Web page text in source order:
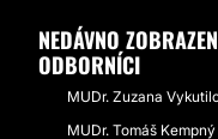
NEDÁVNO
ODBORNÍCI
MUDr. Zuzana
MUDr. Tomáš Kempný